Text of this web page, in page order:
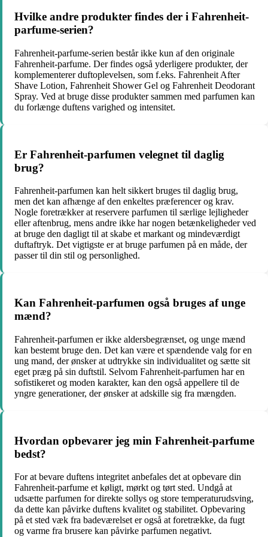
Hvilke andre produkter findes der i Fahrenheit-
parfume-serien?
Fahrenheit-parfume-serien består ikke kun af den originale
Fahrenheit-parfume. Der findes også yderligere produkter, der
komplementerer duftoplevelsen, som f.eks. Fahrenheit After
Shave Lotion, Fahrenheit Shower Gel og Fahrenheit Deodorant
Spray. Ved at bruge disse produkter sammen med parfumen kan
du forlænge duftens varighed og intensitet.
Er Fahrenheit-parfumen velegnet til daglig
brug?
Fahrenheit-parfumen kan helt sikkert bruges til daglig brug,
men det kan afhænge af den enkeltes præferencer og krav.
Nogle foretrækker at reservere parfumen til særlige lejligheder
eller aftenbrug, mens andre ikke har nogen betænkeligheder ved
at bruge den dagligt til at skabe et markant og mindeværdigt
duftaftryk. Det vigtigste er at bruge parfumen på en måde, der
passer til din stil og personlighed.
Kan Fahrenheit-parfumen også bruges af unge
mænd?
Fahrenheit-parfumen er ikke aldersbegrænset, og unge mænd
kan bestemt bruge den. Det kan være et spændende valg for en
ung mand, der ønsker at udtrykke sin individualitet og sætte sit
eget præg på sin duftstil. Selvom Fahrenheit-parfumen har en
sofistikeret og moden karakter, kan den også appellere til de
yngre generationer, der ønsker at adskille sig fra mængden.
Hvordan opbevarer jeg min Fahrenheit-parfume
bedst?
For at bevare duftens integritet anbefales det at opbevare din
Fahrenheit-parfume et køligt, mørkt og tørt sted. Undgå at
udsætte parfumen for direkte sollys og store temperaturudsving,
da dette kan påvirke duftens kvalitet og stabilitet. Opbevaring
på et sted væk fra badeværelset er også at foretrække, da fugt
og varme fra brusere kan påvirke parfumen negativt.